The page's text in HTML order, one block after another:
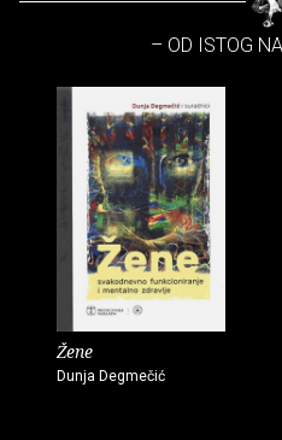
– OD ISTOG
Žene
Dunja Degmečić